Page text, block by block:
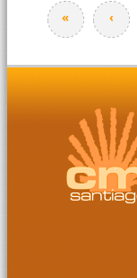
Páginas
« ‹